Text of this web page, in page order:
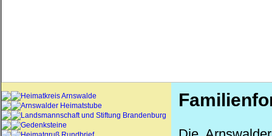
Heimatkreis Arnswalde
Arnswalder Heimatstube
Landsmannschaft und Stiftung Brandenburg
Gedenksteine